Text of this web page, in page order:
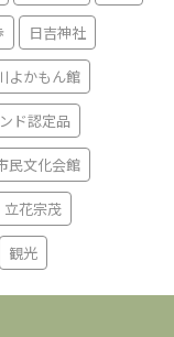
日吉神社
よかもん館
ド認定品
民文化会館
立花宗茂
観光